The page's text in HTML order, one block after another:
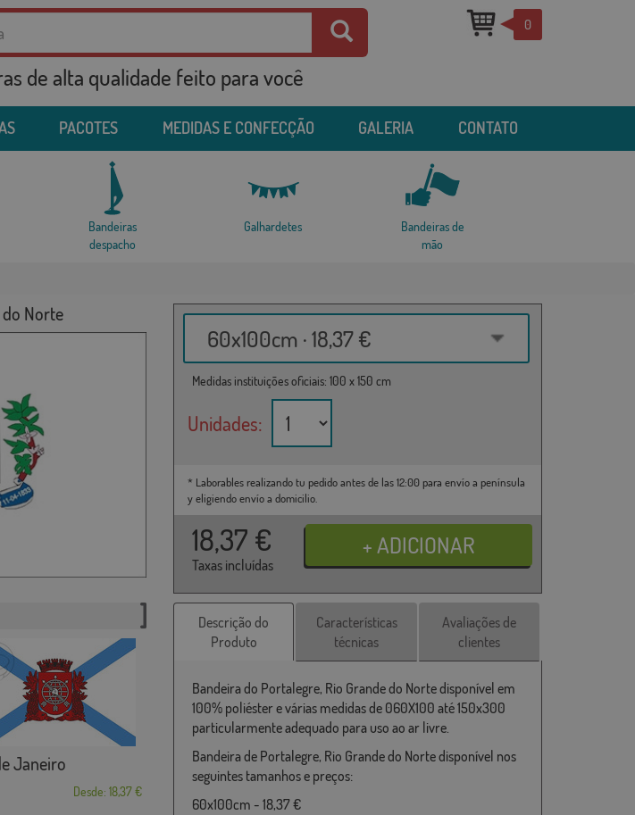
de alta qualidade feito para você
0
PACOTES MEDIDAS E CONFECÇÃO GALERIA CONTATO
Bandeiras
despacho
Galhardetes
Bandeiras de
mão
Norte
60x100cm · 18,37 €
Medidas instituições oficiais: 100 x 150 cm
Unidades:
* Laborables realizando tu pedido antes de las 12:00 para envío a península
y eligiendo envío a domicilio.
18,37 €
Taxas incluídas
Janeiro
Desde: 18,37 €
Descrição do
Produto
Características
técnicas
Avaliações de
clientes
Bandeira do Portalegre, Rio Grande do Norte disponível em
100% poliéster e várias medidas de 060X100 até 150x300
particularmente adequado para uso ao ar livre.
Bandeira de Portalegre, Rio Grande do Norte disponível nos
seguintes tamanhos e preços:
60x100cm - 18,37 €